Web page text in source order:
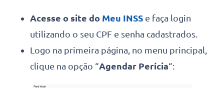
Acesse o site do Meu INSS e faça login
utilizando o seu CPF e senha cadastrados.
Logo na primeira página, no menu principal,
clique na opção “Agendar Perícia“: